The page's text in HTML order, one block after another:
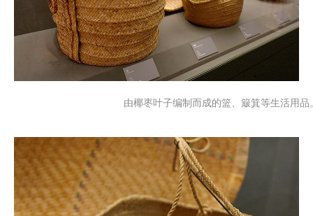
由椰枣叶子编制而成的篮、簸箕等生活用